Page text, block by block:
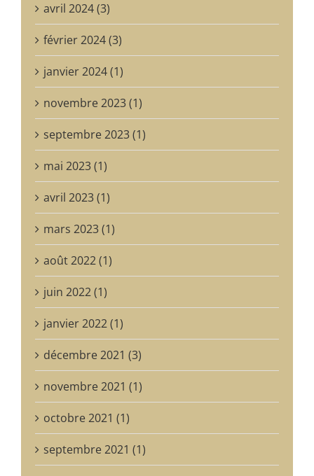
avril 2024 (3)
février 2024 (3)
janvier 2024 (1)
novembre 2023 (1)
septembre 2023 (1)
mai 2023 (1)
avril 2023 (1)
mars 2023 (1)
août 2022 (1)
juin 2022 (1)
janvier 2022 (1)
décembre 2021 (3)
novembre 2021 (1)
octobre 2021 (1)
septembre 2021 (1)